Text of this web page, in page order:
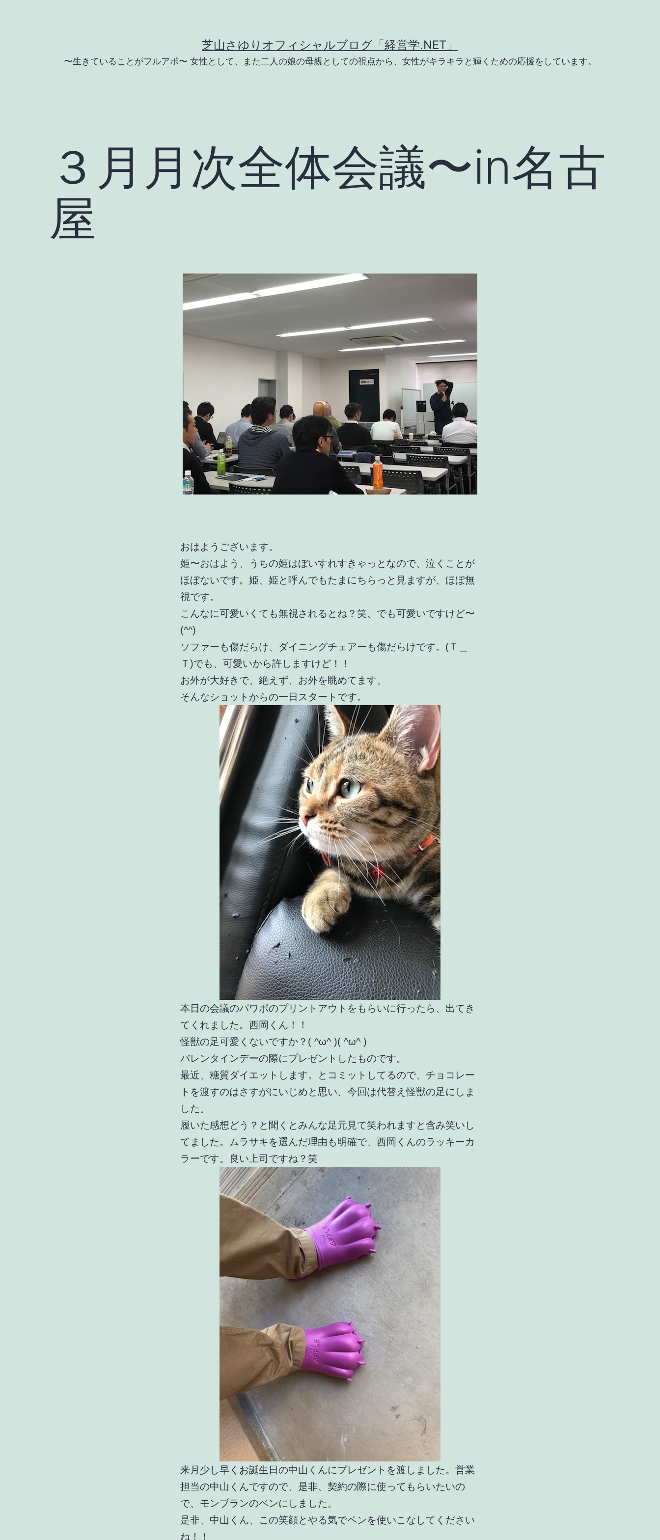
芝山さゆりオフィシャルブログ「経営学.NET」
〜生きていることがフルアポ〜 女性として、また二人の娘の母親としての視点から、女性がキラキラと輝くための応援をしています。
３月月次全体会議〜in名古
屋
おはようございます。
姫〜おはよう、うちの姫はぼいすれすきゃっとなので、泣くことが
ほぼないです。姫、姫と呼んでもたまにちらっと見ますが、ほぼ無
視です。
こんなに可愛いくても無視されるとね？笑、でも可愛いですけど〜
(^^)
ソファーも傷だらけ、ダイニングチェアーも傷だらけです。(Ｔ＿
Ｔ)でも、可愛いから許しますけど！！
お外が大好きで、絶えず、お外を眺めてます。
そんなショットからの一日スタートです。
本日の会議のパワポのプリントアウトをもらいに行ったら、出てき
てくれました。西岡くん！！
怪獣の足可愛くないですか？( ^ω^ )( ^ω^ )
バレンタインデーの際にプレゼントしたものです。
最近、糖質ダイエットします。とコミットしてるので、チョコレー
トを渡すのはさすがにいじめと思い、今回は代替え怪獣の足にしま
した。
履いた感想どう？と聞くとみんな足元見て笑われますと含み笑いし
てました。ムラサキを選んだ理由も明確で、西岡くんのラッキーカ
ラーです。良い上司ですね？笑
来月少し早くお誕生日の中山くんにプレゼントを渡しました。営業
担当の中山くんですので、是非、契約の際に使ってもらいたいの
で、モンブランのペンにしました。
是非、中山くん、この笑顔とやる気でペンを使いこなしてください
ね！！